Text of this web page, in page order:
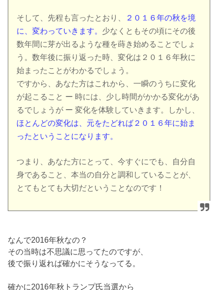
そして、先程も言ったとおり、
２０１６年の秋を境
に、変わっていきます。 少なくともその頃にその後
数年間に芽が出るような種を蒔き始めることでしょ
う。数年後に振り返った時、変化は２０１６年秋に
始まったことがわかるでしょう。
ですから、あなた方はこれから、一瞬のうちに変化
が起こること ー 時には、少し時間がかかる変化があ
るでしょうが ー 変化を体験していきます。しかし、
ほとんどの変化は、元をたどれば２０１６年に始ま
ったということになります。
つまり、あなた方にとって、今すぐにでも、自分自
身であること、本当の自分と調和していることが、
とてもとても大切だということなのです！
なんで2016年秋なの？
その当時は不思議に思ってたのですが、
後で振り返れば確かにそうなってる。
確かに2016年秋トランプ氏当選から